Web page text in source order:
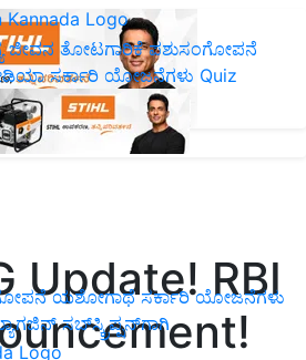
ಜೀವನ ತೋಟಗಾರಿಕೆಪಶುಸಂಗೋಪನೆ
ಸರ್ಕಾರಿ ಯೋಜನೆಗಳು Quiz
ಯಶೋಗಾಥೆ ಸರ್ಕಾರಿ ಯೋಜನೆಗಳು
ಸಬ್‌ಸ್ಕ್ರಿಪ್ಷನ್‌ಗಾಗಿ
Update! RBI